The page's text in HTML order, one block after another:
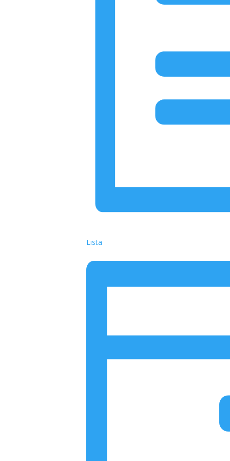
Lista